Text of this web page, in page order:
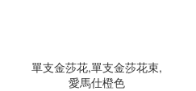
單支金莎花,單支金莎花束,
愛馬仕橙色